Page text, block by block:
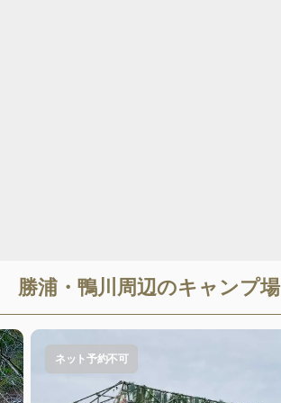
勝浦・鴨川 周辺のキャンプ場
ネット予約不可